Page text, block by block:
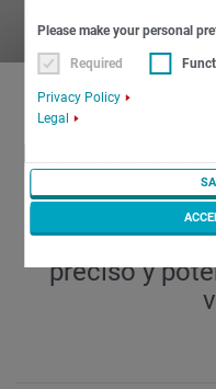
Please make your personal
Required
Privacy Policy
Legal
INDEX B500
de
Torno
preciso y